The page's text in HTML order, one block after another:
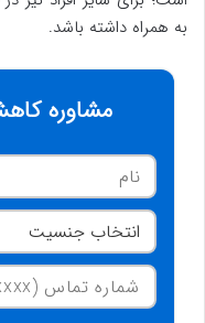
به همراه داشته باشد.
مشاوره